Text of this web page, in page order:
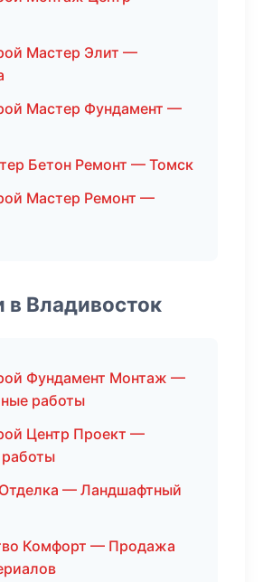
Мастер Элит —
Мастер Фундамент —
Бетон Ремонт — Томск
Мастер Ремонт —
в Владивосток
Фундамент Монтаж —
работы
Центр Проект —
— Ландшафтный
Комфорт — Продажа